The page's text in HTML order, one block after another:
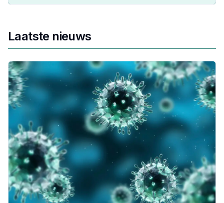
Laatste nieuws